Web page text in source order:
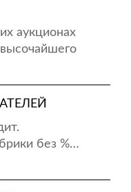
аукционах
без %…